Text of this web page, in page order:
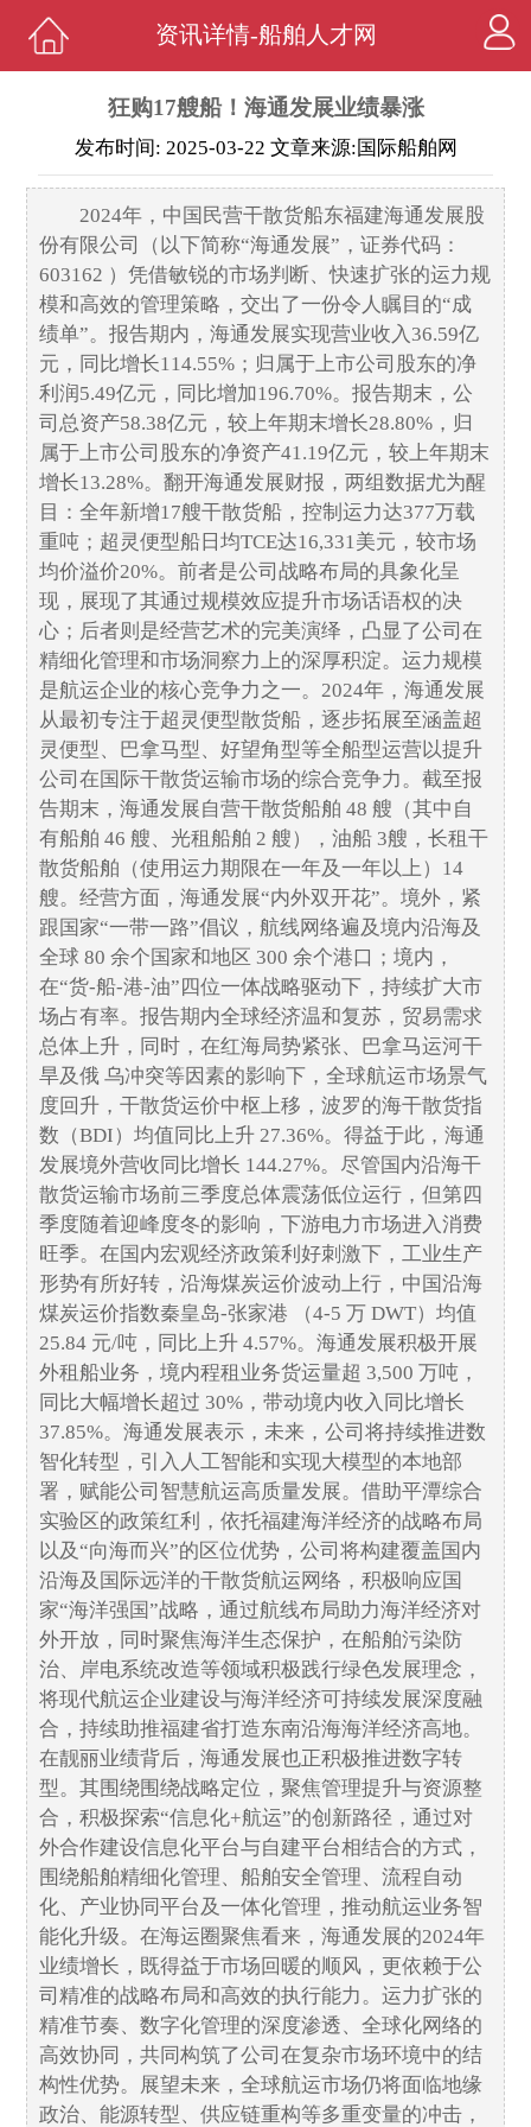
资讯详情-船舶人才网
狂购17艘船！海通发展业绩暴涨
发布时间: 2025-03-22 文章来源:国际船舶网
2024年，中国民营干散货船东福建海通发展股
份有限公司（以下简称“海通发展”，证券代码：
603162 ）凭借敏锐的市场判断、快速扩张的运力规
模和高效的管理策略，交出了一份令人瞩目的“成
绩单”。报告期内，海通发展实现营业收入36.59亿
元，同比增长114.55%；归属于上市公司股东的净
利润5.49亿元，同比增加196.70%。报告期末，公
司总资产58.38亿元，较上年期末增长28.80%，归
属于上市公司股东的净资产41.19亿元，较上年期末
增长13.28%。翻开海通发展财报，两组数据尤为醒
目：全年新增17艘干散货船，控制运力达377万载
重吨；超灵便型船日均TCE达16,331美元，较市场
均价溢价20%。前者是公司战略布局的具象化呈
现，展现了其通过规模效应提升市场话语权的决
心；后者则是经营艺术的完美演绎，凸显了公司在
精细化管理和市场洞察力上的深厚积淀。运力规模
是航运企业的核心竞争力之一。2024年，海通发展
从最初专注于超灵便型散货船，逐步拓展至涵盖超
灵便型、巴拿马型、好望角型等全船型运营以提升
公司在国际干散货运输市场的综合竞争力。截至报
告期末，海通发展自营干散货船舶 48 艘（其中自
有船舶 46 艘、光租船舶 2 艘），油船 3艘，长租干
散货船舶（使用运力期限在一年及一年以上）14
艘。经营方面，海通发展“内外双开花”。境外，紧
跟国家“一带一路”倡议，航线网络遍及境内沿海及
全球 80 余个国家和地区 300 余个港口；境内，
在“货-船-港-油”四位一体战略驱动下，持续扩大市
场占有率。报告期内全球经济温和复苏，贸易需求
总体上升，同时，在红海局势紧张、巴拿马运河干
旱及俄 乌冲突等因素的影响下，全球航运市场景气
度回升，干散货运价中枢上移，波罗的海干散货指
数（BDI）均值同比上升 27.36%。得益于此，海通
发展境外营收同比增长 144.27%。尽管国内沿海干
散货运输市场前三季度总体震荡低位运行，但第四
季度随着迎峰度冬的影响，下游电力市场进入消费
旺季。在国内宏观经济政策利好刺激下，工业生产
形势有所好转，沿海煤炭运价波动上行，中国沿海
煤炭运价指数秦皇岛-张家港 （4-5 万 DWT）均值
25.84 元/吨，同比上升 4.57%。海通发展积极开展
外租船业务，境内程租业务货运量超 3,500 万吨，
同比大幅增长超过 30%，带动境内收入同比增长
37.85%。海通发展表示，未来，公司将持续推进数
智化转型，引入人工智能和实现大模型的本地部
署，赋能公司智慧航运高质量发展。借助平潭综合
实验区的政策红利，依托福建海洋经济的战略布局
以及“向海而兴”的区位优势，公司将构建覆盖国内
沿海及国际远洋的干散货航运网络，积极响应国
家“海洋强国”战略，通过航线布局助力海洋经济对
外开放，同时聚焦海洋生态保护，在船舶污染防
治、岸电系统改造等领域积极践行绿色发展理念，
将现代航运企业建设与海洋经济可持续发展深度融
合，持续助推福建省打造东南沿海海洋经济高地。
在靓丽业绩背后，海通发展也正积极推进数字转
型。其围绕围绕战略定位，聚焦管理提升与资源整
合，积极探索“信息化+航运”的创新路径，通过对
外合作建设信息化平台与自建平台相结合的方式，
围绕船舶精细化管理、船舶安全管理、流程自动
化、产业协同平台及一体化管理，推动航运业务智
能化升级。在海运圈聚焦看来，海通发展的2024年
业绩增长，既得益于市场回暖的顺风，更依赖于公
司精准的战略布局和高效的执行能力。运力扩张的
精准节奏、数字化管理的深度渗透、全球化网络的
高效协同，共同构筑了公司在复杂市场环境中的结
构性优势。展望未来，全球航运市场仍将面临地缘
政治、能源转型、供应链重构等多重变量的冲击，